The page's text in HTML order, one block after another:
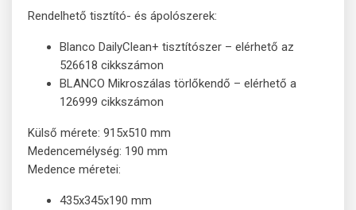
Rendelhető tisztító- és ápolószerek:
Blanco DailyClean+ tisztítószer – elérhető az
526618 cikkszámon
BLANCO Mikroszálas törlőkendő – elérhető a
126999 cikkszámon
Külső mérete: 915x510 mm
Medencemélység: 190 mm
Medence méretei:
435x345x190 mm